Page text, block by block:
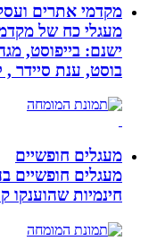
מקדמי אתרים ועסקים
מעגלי כח של מקדמי
ישנם: בייפוסט, מגה
בוסט, ענת סיידר ,
מעגלים חופשיים
מעגלים חופשיים בהם
חינמיות שהוענקו